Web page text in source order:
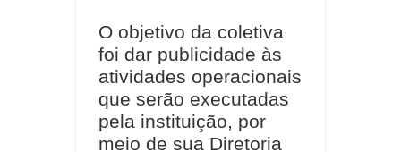
O objetivo da coletiva
foi dar publicidade às
atividades operacionais
que serão executadas
pela instituição, por
meio de sua Diretoria